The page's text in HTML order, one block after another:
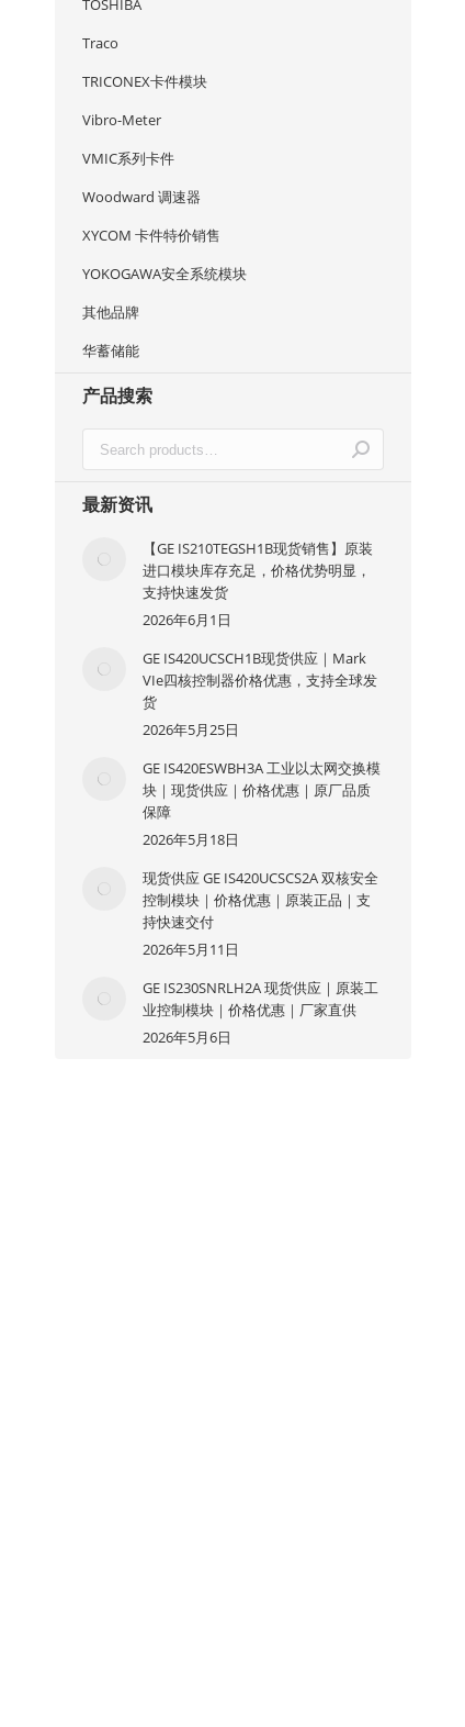
TOSHIBA
Traco
TRICONEX卡件模块
Vibro-Meter
VMIC系列卡件
Woodward 调速器
XYCOM 卡件特价销售
YOKOGAWA安全系统模块
其他品牌
华蓄储能
产品搜索
最新资讯
【GE IS210TEGSH1B现货销售】原装
进口模块库存充足，价格优势明显，
支持快速发货
2026年6月1日
GE IS420UCSCH1B现货供应｜Mark
VIe四核控制器价格优惠，支持全球发
货
2026年5月25日
GE IS420ESWBH3A 工业以太网交换模
块｜现货供应｜价格优惠｜原厂品质
保障
2026年5月18日
现货供应 GE IS420UCSCS2A 双核安全
控制模块｜价格优惠｜原装正品｜支
持快速交付
2026年5月11日
GE IS230SNRLH2A 现货供应｜原装工
业控制模块｜价格优惠｜厂家直供
2026年5月6日